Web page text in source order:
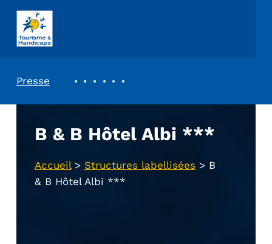
ASSOCIATION TOURISME ET HANDICAPS
Presse
B & B Hôtel Albi ***
Accueil> Structures labellisées > B
& B Hôtel Albi ***